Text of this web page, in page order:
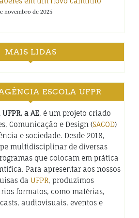
novembro de 2025
MAIS LIDAS
ESCOLA UFPR
a AE, é um projeto criado
Comunicação e Design (SACOD)
e sociedade. Desde 2018,
multidisciplinar de diversas
que colocam em prática
Para apresentar aos nossos
da UFPR, produzimos
formatos, como matérias,
audiovisuais, eventos e